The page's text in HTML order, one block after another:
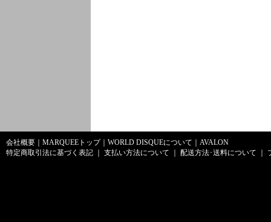
会社概要 MARQUEEトップ｜ WORLD DISQUEについて
AVALON
特定商取引法に基づく表記
支払い方法について 配送方法･送料について